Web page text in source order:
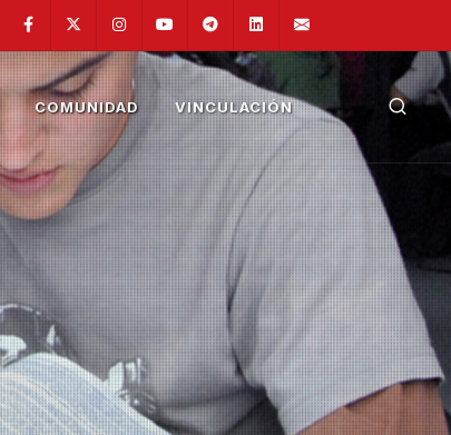
FacebookTwitter InstagramYoutubeTelegramLinkedin
COMUNIDAD VINCULACIÓN